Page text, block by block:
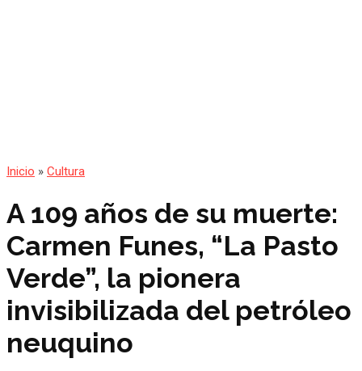
Inicio » Cultura
A 109 años de su muerte:
Carmen Funes, “La Pasto
Verde”, la pionera
invisibilizada del petróleo
neuquino